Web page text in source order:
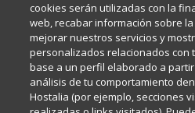
Política de
Política de
cookies serán utilizadas con la
web, recabar información sobre
mejorar nuestros servicios y
personalizados relacionados con
base a un perfil elaborado a
análisis de tu comportamiento
Hostalia (por ejemplo, secciones